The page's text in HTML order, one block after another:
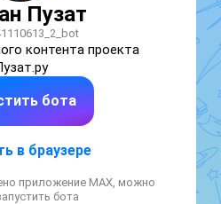
Пузат
контента проекта
бота
в браузере
приложение MAX, можно
бота